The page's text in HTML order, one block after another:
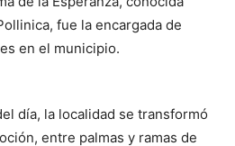
fue la encargada de
en el municipio.
día, la localidad se transformó
entre palmas y ramas de